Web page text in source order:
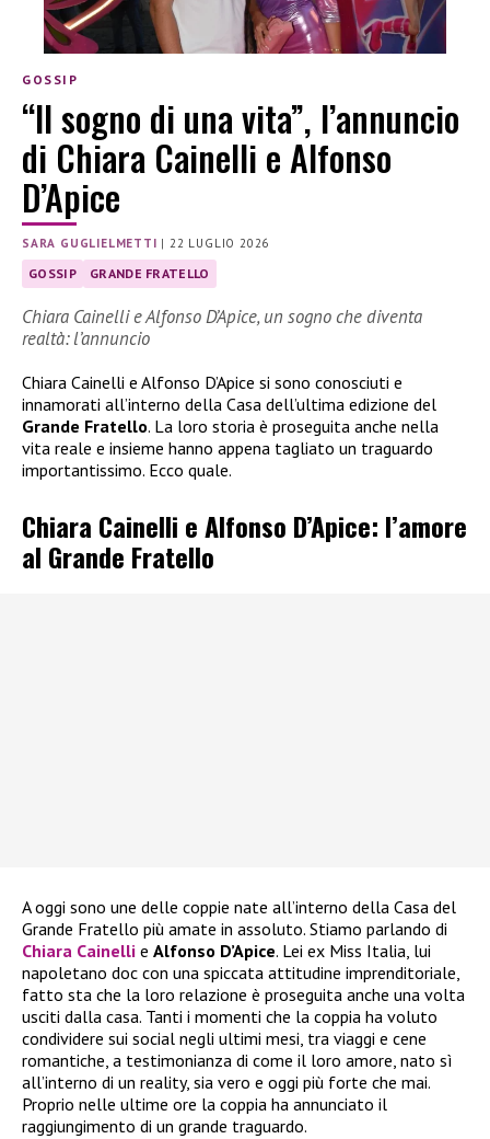
GOSSIP
“Il sogno di una vita”, l’annuncio
di Chiara Cainelli e Alfonso
D’Apice
SARA GUGLIELMETTI | 22 LUGLIO 2026
GOSSIP GRANDE FRATELLO
Chiara Cainelli e Alfonso D’Apice, un sogno che diventa
realtà: l’annuncio
Chiara Cainelli e Alfonso D’Apice si sono conosciuti e
innamorati all’interno della Casa dell’ultima edizione del
Grande Fratello. La loro storia è proseguita anche nella
vita reale e insieme hanno appena tagliato un traguardo
importantissimo. Ecco quale.
Chiara Cainelli e Alfonso D’Apice: l’amore
al Grande Fratello
A oggi sono une delle coppie nate all’interno della Casa del
Grande Fratello più amate in assoluto. Stiamo parlando di
Chiara Cainelli e Alfonso D’Apice. Lei ex Miss Italia, lui
napoletano doc con una spiccata attitudine imprenditoriale,
fatto sta che la loro relazione è proseguita anche una volta
usciti dalla casa. Tanti i momenti che la coppia ha voluto
condividere sui social negli ultimi mesi, tra viaggi e cene
romantiche, a testimonianza di come il loro amore, nato sì
all’interno di un reality, sia vero e oggi più forte che mai.
Proprio nelle ultime ore la coppia ha annunciato il
raggiungimento di un grande traguardo.